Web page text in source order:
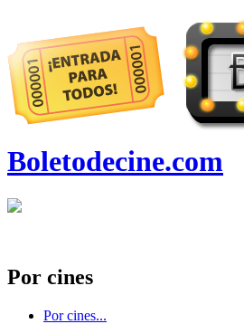
Boletodecine.com
Por cines
Por cines...